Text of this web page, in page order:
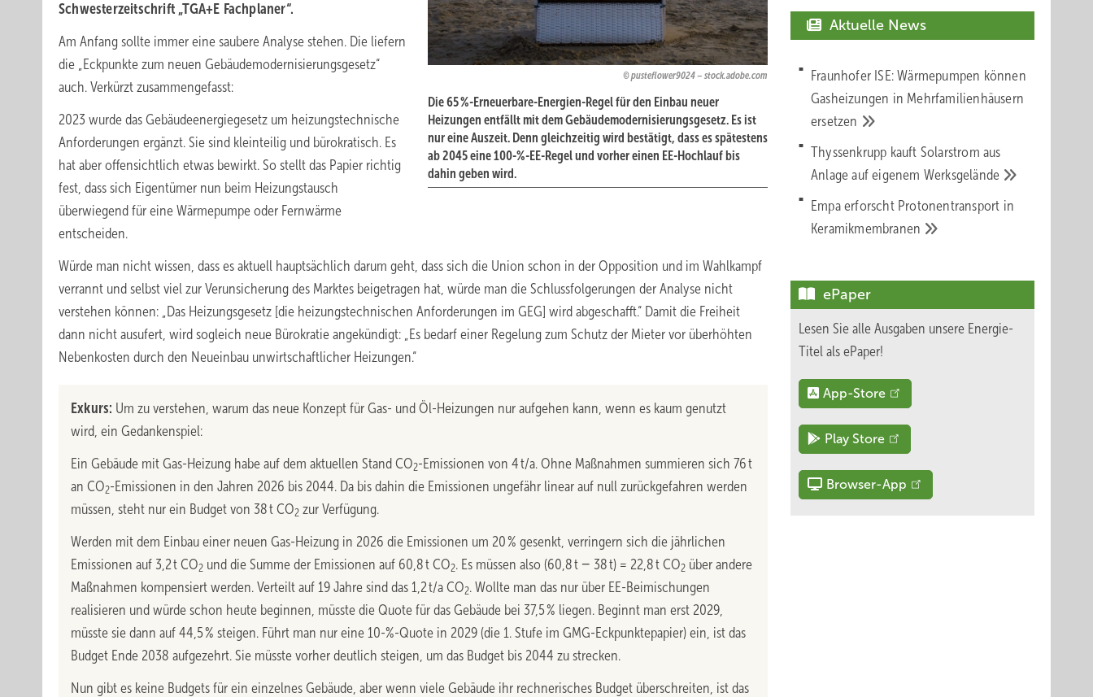
pusteflower9024– stock.adobe.com
Die 65 %-Erneuerbare-Energien-Regel für den Einbau neuer
Heizungen entfällt mit dem Gebäudemodernisierungsgesetz. Es ist
nur eine Auszeit. Denn gleichzeitig wird bestätigt, dass es spätestens
ab 2045 eine 100-%-EE-Regel und vorher einen EE-Hochlauf bis
dahin geben wird.
Schwesterzeitschrift „TGA+E Fachplaner“.
Am Anfang sollte immer eine saubere Analyse stehen. Die liefern
die „Eckpunkte zum neuen Gebäudemodernisierungsgesetz“
auch. Verkürzt zusammengefasst:
2023 wurde das Gebäudeenergiegesetz um heizungstechnische
Anforderungen ergänzt. Sie sind kleinteilig und bürokratisch. Es
hat aber offensichtlich etwas bewirkt. So stellt das Papier richtig
fest, dass sich Eigentümer nun beim Heizungstausch
überwiegend für eine Wärmepumpe oder Fernwärme
entscheiden.
Würde man nicht wissen, dass es aktuell hauptsächlich darum geht, dass sich die Union schon in der Opposition und im Wahlkampf
verrannt und selbst viel zur Verunsicherung des Marktes beigetragen hat, würde man die Schlussfolgerungen der Analyse nicht
verstehen können: „Das Heizungsgesetz [die heizungstechnischen Anforderungen im GEG] wird abgeschafft.“ Damit die Freiheit
dann nicht ausufert, wird sogleich neue Bürokratie angekündigt: „Es bedarf einer Regelung zum Schutz der Mieter vor überhöhten
Nebenkosten durch den Neueinbau unwirtschaftlicher Heizungen.“
Exkurs: Um zu verstehen, warum das neue Konzept für Gas- und Öl-Heizungen nur aufgehen kann, wenn es kaum genutzt
wird, ein Gedankenspiel:
Ein Gebäude mit Gas-Heizung habe auf dem aktuellen Stand CO2-Emissionen von 4 t/a. Ohne Maßnahmen summieren sich 76 t
an CO2-Emissionen in den Jahren 2026 bis 2044. Da bis dahin die Emissionen ungefähr linear auf null zurückgefahren werden
müssen, steht nur ein Budget von 38 t CO2 zur Verfügung.
Werden mit dem Einbau einer neuen Gas-Heizung in 2026 die Emissionen um 20 % gesenkt, verringern sich die jährlichen
Emissionen auf 3,2 t CO2 und die Summe der Emissionen auf 60,8 t CO2. Es müssen also (60,8 t − 38 t) = 22,8 t CO2 über andere
Maßnahmen kompensiert werden. Verteilt auf 19 Jahre sind das 1,2 t/a CO2. Wollte man das nur über EE-Beimischungen
realisieren und würde schon heute beginnen, müsste die Quote für das Gebäude bei 37,5 % liegen. Beginnt man erst 2029,
müsste sie dann auf 44,5 % steigen. Führt man nur eine 10-%-Quote in 2029 (die 1. Stufe im GMG-Eckpunktepapier) ein, ist das
Budget Ende 2038 aufgezehrt. Sie müsste vorher deutlich steigen, um das Budget bis 2044 zu strecken.
Nun gibt es keine Budgets für ein einzelnes Gebäude, aber wenn viele Gebäude ihr rechnerisches Budget überschreiten, ist das
Aktuelle News
Fraunhofer ISE: Wärmepumpen können
Gasheizungen in Mehrfamilienhäusern
ersetzen
Thyssenkrupp kauft Solarstrom aus
Anlage auf eigenem Werksgelände
Empa erforscht Protonentransport in
Keramikmembranen
ePaper
Lesen Sie alle Ausgaben unsere Energie-
Titel als ePaper!
App-Store
Play Store
Browser-App